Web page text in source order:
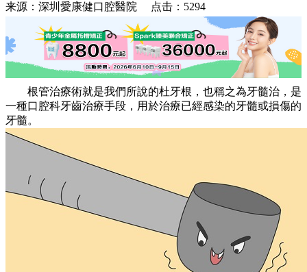
来源：深圳愛康健口腔醫院 点击：5294
根管治療術就是我們所說的杜牙根，也稱之為牙髓治，是
一種口腔科牙齒治療手段，用於治療已經感染的牙髓或損傷的
牙髓。